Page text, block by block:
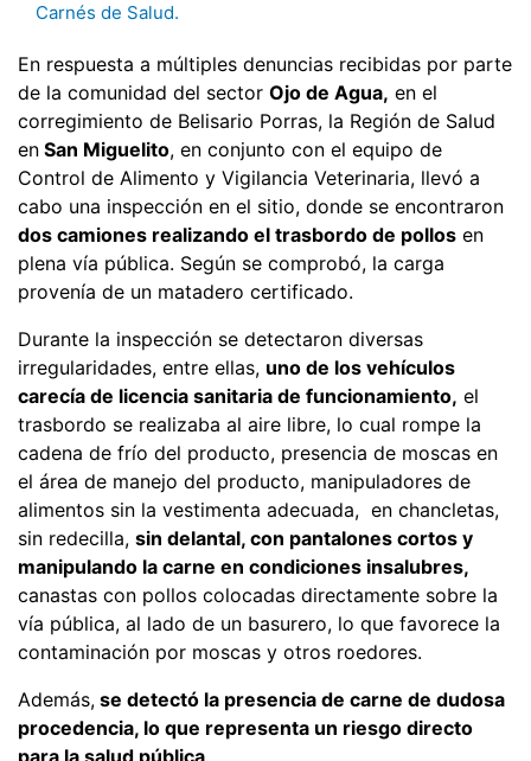
Carnés de Salud.
En respuesta a múltiples denuncias recibidas por parte
de la comunidad del sector Ojo de Agua, en el
corregimiento de Belisario Porras, la Región de Salud
en San Miguelito, en conjunto con el equipo de
Control de Alimento y Vigilancia Veterinaria, llevó a
cabo una inspección en el sitio, donde se encontraron
dos camiones realizando el trasbordo de pollos en
plena vía pública. Según se comprobó, la carga
provenía de un matadero certificado.
Durante la inspección se detectaron diversas
irregularidades, entre ellas, uno de los vehículos
carecía de licencia sanitaria de funcionamiento, el
trasbordo se realizaba al aire libre, lo cual rompe la
cadena de frío del producto, presencia de moscas en
el área de manejo del producto, manipuladores de
alimentos sin la vestimenta adecuada, en chancletas,
sin redecilla, sin delantal, con pantalones cortos y
manipulando la carne en condiciones insalubres,
canastas con pollos colocadas directamente sobre la
vía pública, al lado de un basurero, lo que favorece la
contaminación por moscas y otros roedores.
Además, se detectó la presencia de carne de dudosa
procedencia, lo que representa un riesgo directo
para la salud pública.